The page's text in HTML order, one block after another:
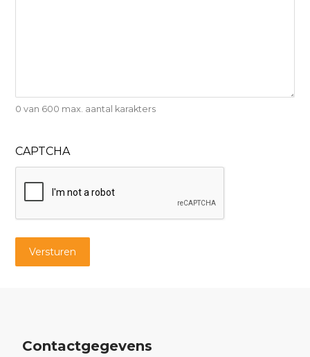
0 van 600 max. aantal karakters
CAPTCHA
Contactgegevens